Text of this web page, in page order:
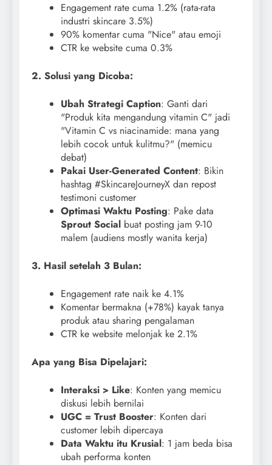
Engagement rate cuma 1.2% (rata-rata
industri skincare 3.5%)
90% komentar cuma "Nice" atau emoji
CTR ke website cuma 0.3%
2. Solusi yang Dicoba:
Ubah Strategi Caption: Ganti dari
"Produk kita mengandung vitamin C" jadi
"Vitamin C vs niacinamide: mana yang
lebih cocok untuk kulitmu?" (memicu
debat)
Pakai User-Generated Content: Bikin
hashtag #SkincareJourneyX dan repost
testimoni customer
Optimasi Waktu Posting: Pake data
Sprout Social buat posting jam 9-10
malem (audiens mostly wanita kerja)
3. Hasil setelah 3 Bulan:
Engagement rate naik ke 4.1%
Komentar bermakna (+78%) kayak tanya
produk atau sharing pengalaman
CTR ke website melonjak ke 2.1%
Apa yang Bisa Dipelajari:
Interaksi > Like: Konten yang memicu
diskusi lebih bernilai
UGC = Trust Booster: Konten dari
customer lebih dipercaya
Data Waktu itu Krusial: 1 jam beda bisa
ubah performa konten